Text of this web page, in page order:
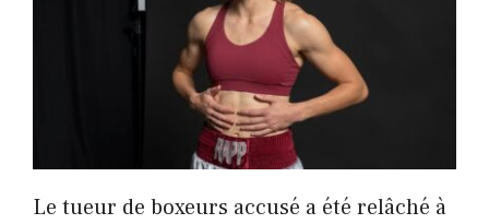
Le tueur de boxeurs accusé a été relâché à